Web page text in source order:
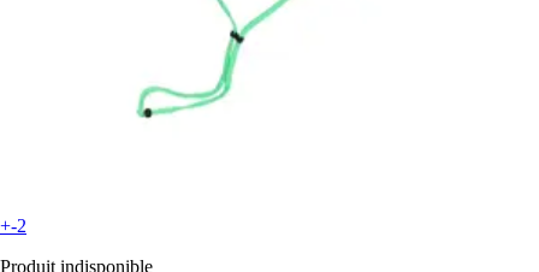
+-2
Produit indisponible